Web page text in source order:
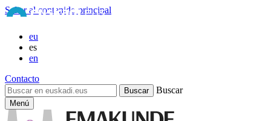
Saltar al contenido principal
eu
es
en
Contacto
Buscar
Menú